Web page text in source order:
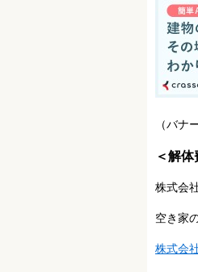
（バナ
＜解
株式会
空き家
株式会